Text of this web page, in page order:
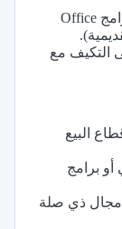
مستوى جيد في استخدام الحاسب وبرامج Office
التكيف مع
البيع
أو برامج
مجال ذي صلة